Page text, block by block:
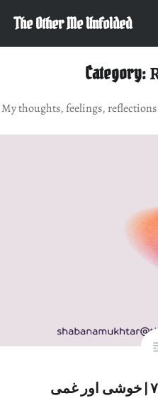
content
The Other Me Unfolded
Category:
My thoughts, feelings,